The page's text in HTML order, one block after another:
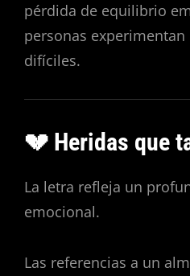
pérdida de equilibrio
personas
difíciles.
💔 Heridas que
La letra refleja un
emocional.
Las referencias a un